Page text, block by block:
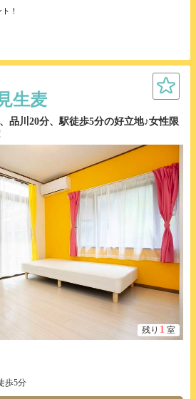
！
生麦
品川20分、駅徒歩5分の好立地♪女性限
残り 1 室
歩5分